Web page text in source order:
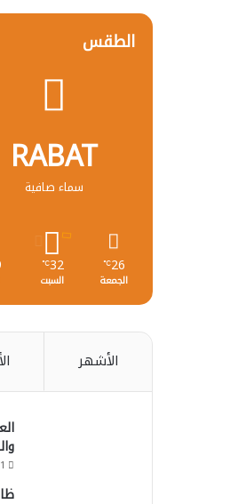
الطقس
RABAT
سماء صافية
26
℃
الجمعة
32
℃
السبت
الأشهر
1 مارس 2024